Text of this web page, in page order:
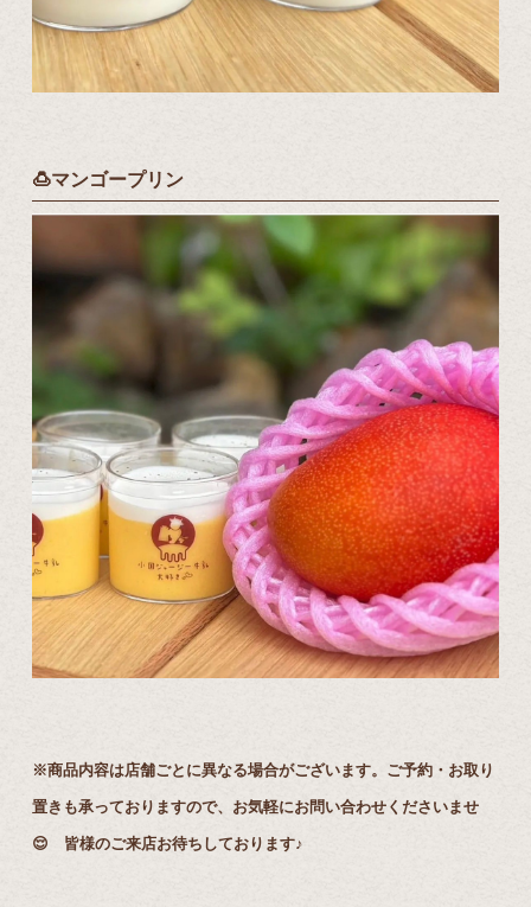
🍮マンゴープリン
※商品内容は店舗ごとに異なる場合がございます。ご予約・お取り
置きも承っておりますので、お気軽にお問い合わせくださいませ
😌 皆様のご来店お待ちしております♪